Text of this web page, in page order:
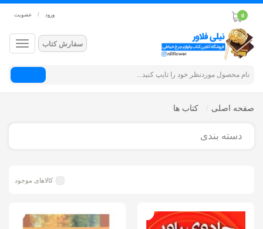
ورود / عضویت 0
سفارش کتاب
صفحه اصلی کتاب ها
دسته بندی
کالاهای موجود